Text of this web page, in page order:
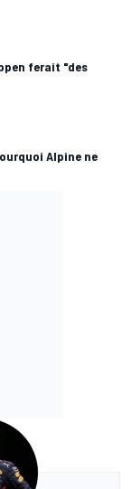
ferait "des
Alpine ne